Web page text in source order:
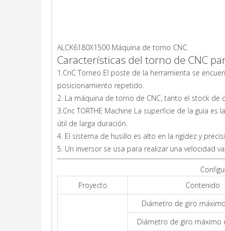
ALCK6180X1500 Máquina de torno CNC
Características del torno de CNC
1.CnC Torneo El poste de la herramienta se
posicionamiento repetido.
2. La máquina de torno de CNC, tanto el stock
3.Cnc TORTHE Machine La superficie de la guía
útil de larga duración.
4. El sistema de husillo es alto en la rigidez y
5. Un inversor se usa para realizar una velocidad
Proyecto
Contenido
Diámetro de giro
Diámetro de giro máximo